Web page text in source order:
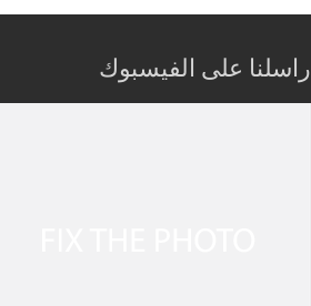
راسلنا على الفيسبوك